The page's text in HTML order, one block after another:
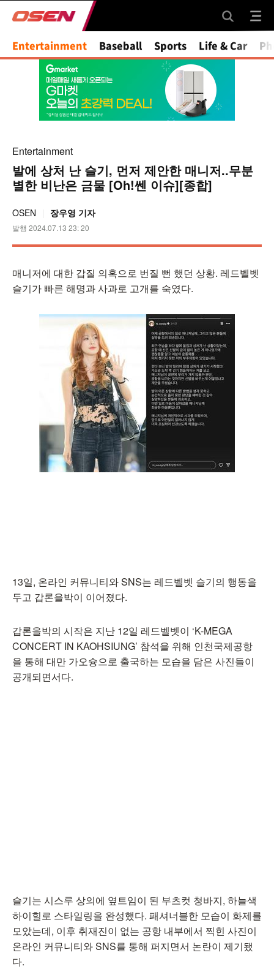
Mute
Entertainment Baseball Sports Life & Car
Entertainment
발에 상처 난 슬기, 먼저 제안한 매니저..무분
별한 비난은 금물 [Oh!쎈 이슈][종합]
OSEN 장우영 기자
발행 2024.07.13 23: 20
매니저에 대한 갑질 의혹으로 번질 뻔 했던 상황. 레드벨벳
슬기가 빠른 해명과 사과로 고개를 숙였다.
13일, 온라인 커뮤니티와 SNS는 레드벨벳 슬기의 행동을
두고 갑론을박이 이어졌다.
갑론을박의 시작은 지난 12일 레드벨벳이 ‘K-MEGA
CONCERT IN KAOHSIUNG’ 참석을 위해 인천국제공항
을 통해 대만 가오슝으로 출국하는 모습을 담은 사진들이
공개되면서다.
슬기는 시스루 상의에 옆트임이 된 부츠컷 청바지, 하늘색
하이힐로 스타일링을 완성했다. 패셔너블한 모습이 화제를
모았는데, 이후 취재진이 없는 공항 내부에서 찍힌 사진이
온라인 커뮤니티와 SNS를 통해 퍼지면서 논란이 제기됐
다.